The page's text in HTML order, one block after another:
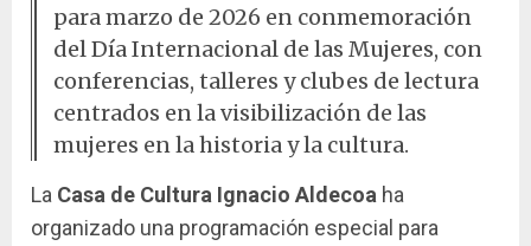
para marzo de 2026 en conmemoración
del Día Internacional de las Mujeres, con
conferencias, talleres y clubes de lectura
centrados en la visibilización de las
mujeres en la historia y la cultura.
La Casa de Cultura Ignacio Aldecoa ha
organizado una programación especial para